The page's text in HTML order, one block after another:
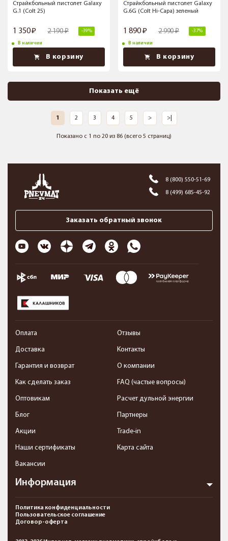
Страйкбольный пистолет Galaxy
G.1 (Colt 25)
1 350 2 190 -39%
В наличии
В корзину
Страйкбольный пистолет Galaxy
G.6G (Colt Hi-Capa) зеленый
1 890 2 990 -37%
В наличии
В корзину
Показать ещё
1 2 3 4 5 > >|
Показано с 1 по 20 из 86 (всего 5 страниц)
8 (800) 550-51-69
8 (499) 685-45-92
Заказать обратный звонок
Информация
Оплата
Доставка
Гарантия и возврат
Как сделать заказ
Оптовикам
Блог
Акции
Наши сертификаты
Вакансии
Отзывы
Контакты
О компании
FAQ (частые вопросы)
Расчет дульной энергии
Партнеры
Trade-in
Карта сайта
Политика конфиденциальности
Пользовательское соглашение
Договор-оферта